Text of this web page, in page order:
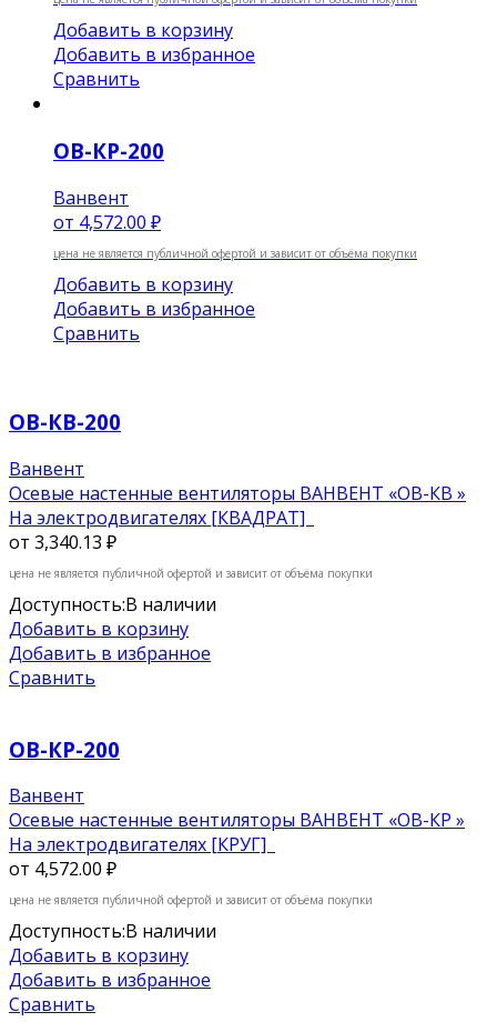
Добавить в корзину
Добавить в избранное
Сравнить
ОВ-КР-200
Ванвент
от 4,572.00 ₽
цена не является публичной офертой и зависит от объёма покупки
Добавить в корзину
Добавить в избранное
Сравнить
ОВ-КВ-200
Ванвент
Осевые настенные вентиляторы ВАНВЕНТ «ОВ-КВ »
На электродвигателях [КВАДРАТ]
от 3,340.13 ₽
цена не является публичной офертой и зависит от объёма покупки
Доступность:В наличии
Добавить в корзину
Добавить в избранное
Сравнить
ОВ-КР-200
Ванвент
Осевые настенные вентиляторы ВАНВЕНТ «ОВ-КР »
На электродвигателях [КРУГ]
от 4,572.00 ₽
цена не является публичной офертой и зависит от объёма покупки
Доступность:В наличии
Добавить в корзину
Добавить в избранное
Сравнить